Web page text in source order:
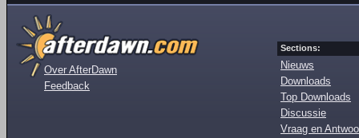
Over AfterDawn
Feedback
Sections:
Nieuws
Downloads
Top Downloads
Discussie
Vraag en